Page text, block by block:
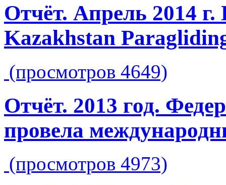
Отчёт. Апрель 2014
Kazakhstan
(просмотров 4649)
Отчёт. 2013 год.
провела
(просмотров 4973)